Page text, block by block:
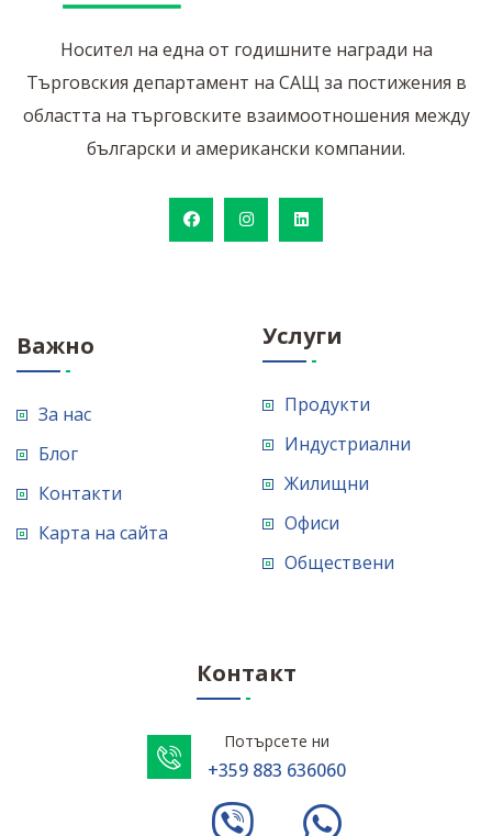
Носител на една от годишните награди на
Търговския департамент на САЩ за постижения в
областта на търговските взаимоотношения между
български и американски компании.
Важно
За нас
Блог
Контакти
Карта на сайта
Услуги
Продукти
Индустриални
Жилищни
Офиси
Обществени
Контакт
Потърсете ни
+359 883 636060